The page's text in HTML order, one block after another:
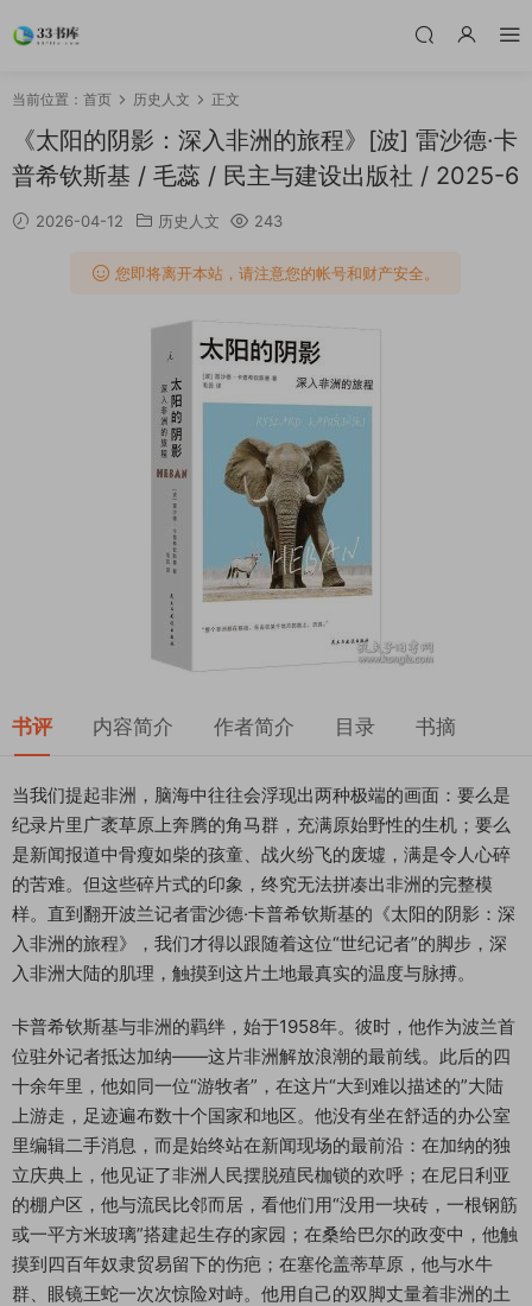
当前位置： 首页 历史人文 正文
《太阳的阴影：深入非洲的旅程》[波] 雷沙德·卡
普希钦斯基 / 毛蕊 / 民主与建设出版社 / 2025-6
2026-04-12 历史人文 243
您即将离开本站，请注意您的帐号和财产安全。
书评 内容简介 作者简介 目录 书摘
当我们提起非洲，脑海中往往会浮现出两种极端的画面：要么是
纪录片里广袤草原上奔腾的角马群，充满原始野性的生机；要么
是新闻报道中骨瘦如柴的孩童、战火纷飞的废墟，满是令人心碎
的苦难。但这些碎片式的印象，终究无法拼凑出非洲的完整模
样。直到翻开波兰记者雷沙德·卡普希钦斯基的《太阳的阴影：深
入非洲的旅程》，我们才得以跟随着这位“世纪记者”的脚步，深
入非洲大陆的肌理，触摸到这片土地最真实的温度与脉搏。
卡普希钦斯基与非洲的羁绊，始于1958年。彼时，他作为波兰首
位驻外记者抵达加纳——这片非洲解放浪潮的最前线。此后的四
十余年里，他如同一位“游牧者”，在这片“大到难以描述的”大陆
上游走，足迹遍布数十个国家和地区。他没有坐在舒适的办公室
里编辑二手消息，而是始终站在新闻现场的最前沿：在加纳的独
立庆典上，他见证了非洲人民摆脱殖民枷锁的欢呼；在尼日利亚
的棚户区，他与流民比邻而居，看他们用“没用一块砖，一根钢筋
或一平方米玻璃”搭建起生存的家园；在桑给巴尔的政变中，他触
摸到四百年奴隶贸易留下的伤疤；在塞伦盖蒂草原，他与水牛
群、眼镜王蛇一次次惊险对峙。他用自己的双脚丈量着非洲的土